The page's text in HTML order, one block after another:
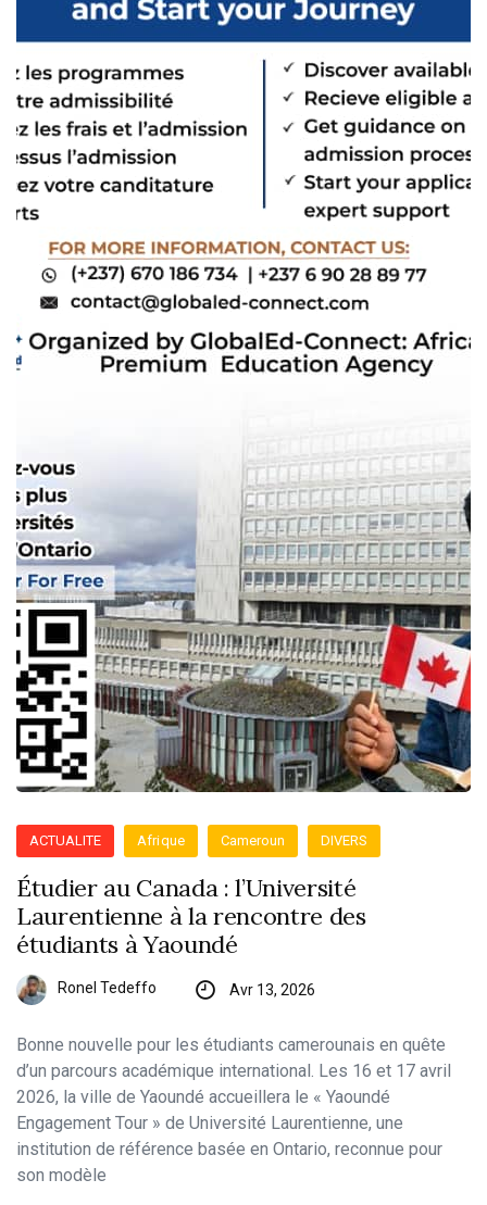
ACTUALITE Afrique Cameroun DIVERS
Étudier au Canada : l’Université
Laurentienne à la rencontre des
étudiants à Yaoundé
Ronel Tedeffo Avr 13, 2026
Bonne nouvelle pour les étudiants camerounais en quête
d’un parcours académique international. Les 16 et 17 avril
2026, la ville de Yaoundé accueillera le « Yaoundé
Engagement Tour » de Université Laurentienne, une
institution de référence basée en Ontario, reconnue pour
son modèle